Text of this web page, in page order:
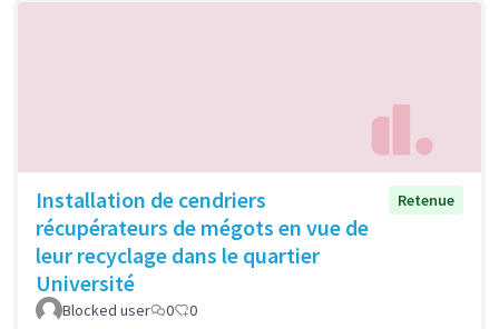
Installation de cendriers
récupérateurs de mégots en vue de
leur recyclage dans le quartier
Université
Retenue
Blocked user 0 0